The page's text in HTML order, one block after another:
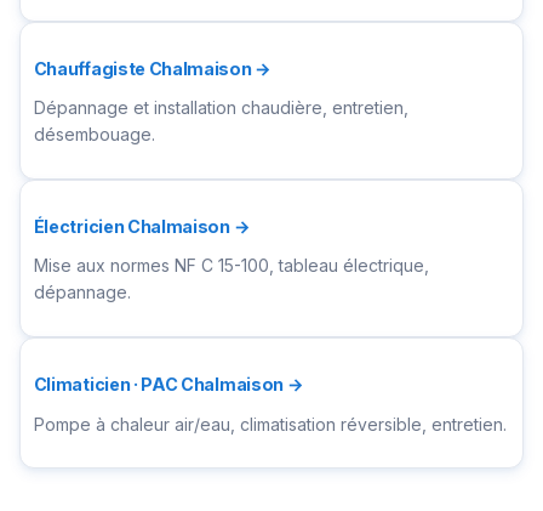
Chauffagiste Chalmaison →
Dépannage et installation chaudière, entretien,
désembouage.
Électricien Chalmaison →
Mise aux normes NF C 15-100, tableau électrique,
dépannage.
Climaticien · PAC Chalmaison →
Pompe à chaleur air/eau, climatisation réversible, entretien.